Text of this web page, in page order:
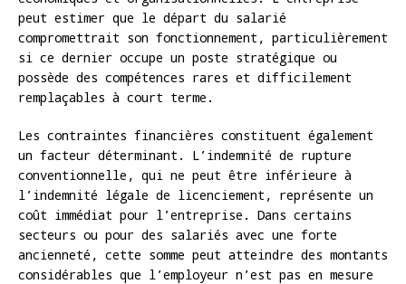
peut estimer que le départ du salarié
compromettrait son fonctionnement, particulièrement
si ce dernier occupe un poste stratégique ou
possède des compétences rares et difficilement
remplaçables à court terme.
Les contraintes financières constituent également
un facteur déterminant. L’indemnité de rupture
conventionnelle, qui ne peut être inférieure à
l’indemnité légale de licenciement, représente un
coût immédiat pour l’entreprise. Dans certains
secteurs ou pour des salariés avec une forte
ancienneté, cette somme peut atteindre des montants
considérables que l’employeur n’est pas en mesure